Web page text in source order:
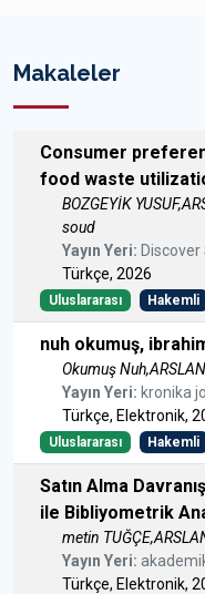
Makaleler
Consumer
food waste
BOZGEYİK
soud
Yayın Yeri:
Türkçe, 2026
Uluslararası Hakemli
nuh okumuş,
Okumuş
Yayın Yeri: kronika
Türkçe, Elektronik,
Uluslararası Hakemli
Satın Alma
ile Bibliyometrik
metin
Yayın Yeri:
Türkçe, Elektronik,